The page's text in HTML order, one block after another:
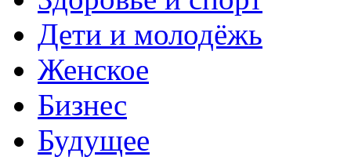
Дети и молодёжь
Женское
Бизнес
Будущее